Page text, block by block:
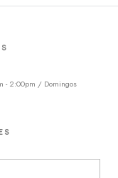
- 2:00pm / Domingos